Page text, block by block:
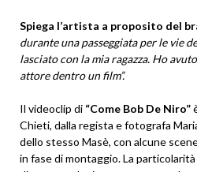
Spiega l’artista a proposito del
durante una passeggiata per le vie
lasciato con la mia ragazza. Ho
attore dentro un film”.
Il videoclip di “Come Bob De Niro”
Chieti, dalla regista e fotografa
dello stesso Masè, con alcune
in fase di montaggio. La